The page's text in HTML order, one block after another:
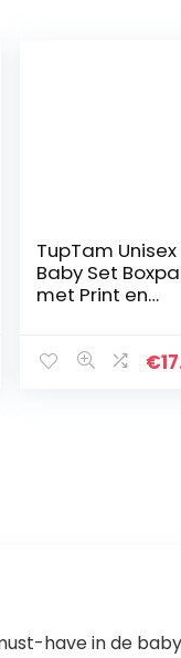
TupTam Unisex
Baby Set
met Print en
€
have in de